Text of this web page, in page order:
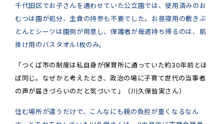
千代田区でお子さんを通わせていた公立園では、使用済みのお
むつは園が処分、主食の持参も不要でした。お昼寝用の敷きぶ
とんとシーツは園側が用意し、保護者が毎週持ち帰るのは、肌
掛け用のバスタオル1枚のみ。
「つくば市の制度は私自身が保育所に通っていた約30年前とほ
ぼ同じ。なぜかと考えたとき、政治の場に子育て世代の当事者
の声が届きづらいのだと気づいて」（川久保皆実さん）
住む場所が違うだけで、こんなにも親の負担が重くなるなん